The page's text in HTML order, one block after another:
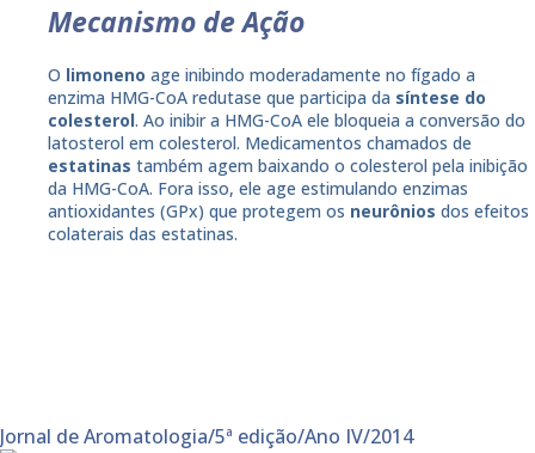
Mecanismo de Ação
O limoneno age inibindo moderadamente no fígado a
enzima HMG-CoA redutase que participa da síntese do
colesterol. Ao inibir a HMG-CoA ele bloqueia a conversão do
latosterol em colesterol. Medicamentos chamados de
estatinas também agem baixando o colesterol pela inibição
da HMG-CoA. Fora isso, ele age estimulando enzimas
antioxidantes (GPx) que protegem os neurônios dos efeitos
colaterais das estatinas.
Jornal de Aromatologia/5ª edição/Ano IV/2014